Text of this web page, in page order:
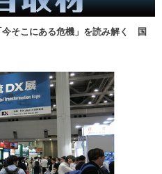
今そこにある危機」を読み解く 国